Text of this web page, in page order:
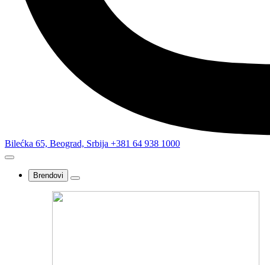
Bilećka 65, Beograd, Srbija +381 64 938 1000
Brendovi